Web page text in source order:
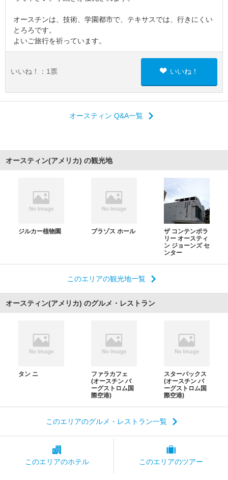
オースチンは、技術、学園都市で、テキサスでは、行きにくい
とろろです。
よいご旅行を祈っています。
いいね！： 1 票 いいね！
オースティン Q&A一覧
オースティン(アメリカ) の観光地
ジルカー植物園 ブラゾス ホール
ザ コンテンポラ
リー オースティ
ン ジョーンズ セ
ンター
このエリアの観光地一覧
オースティン(アメリカ) のグルメ・レストラン
タン ニ
ファラカフェ
(オースチン バ
ーグストロム国
際空港)
スターバックス
(オースチン バ
ーグストロム国
際空港)
このエリアのグルメ・レストラン一覧
このエリアのホテル このエリアのツアー